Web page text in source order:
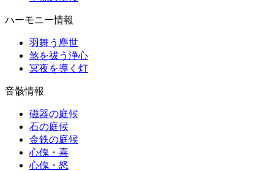
ハーモニー情報
羽舞う塵世
煞を祓う浄心
冥夜を導く灯
音骸情報
磁器の庭候
石の庭候
金鉄の庭候
心傀・喜
心傀・怒